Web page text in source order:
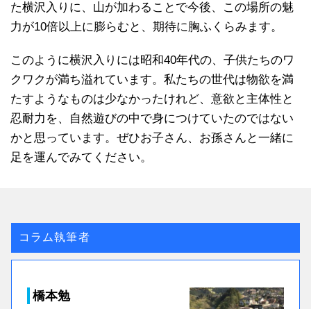
た横沢入りに、山が加わることで今後、この場所の魅
力が10倍以上に膨らむと、期待に胸ふくらみます。
このように横沢入りには昭和40年代の、子供たちのワ
クワクが満ち溢れています。私たちの世代は物欲を満
たすようなものは少なかったけれど、意欲と主体性と
忍耐力を、自然遊びの中で身につけていたのではない
かと思っています。ぜひお子さん、お孫さんと一緒に
足を運んでみてください。
コラム執筆者
橋本勉